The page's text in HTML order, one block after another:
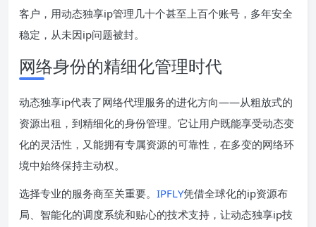
客户，用动态独享ip管理几十个甚至上百个账号，多年安全
稳定，从未因ip问题被封。
网络身份的精细化管理时代
动态独享ip代表了网络代理服务的进化方向——从粗放式的
资源出租，到精细化的身份管理。它让用户既能享受动态变
化的灵活性，又能拥有专属资源的可靠性，在多变的网络环
境中始终保持主动权。
选择专业的服务商至关重要。 IPFLY凭借全球化的ip资源布
局、智能化的调度系统和贴心的技术支持，让动态独享ip技